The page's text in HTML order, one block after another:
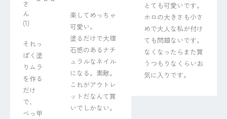
1
それっ
ぽく塗
りムラ
を作る
だけ
で、
べっ甲
楽してめっちゃ
可愛い。
塗るだけで大理
石感のあるナチ
ュラルなネイル
になる。素敵。
これがアウトレ
ットだなんて買
いでしかない。
とても可愛いです。
ホロの大きさも小さ
めで大人な私が付け
ても問題ないです。
なくなったらまた買
うつもりなくらいお
気に入りです。